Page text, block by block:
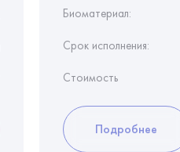
Биоматериал:
Срок исполнения:
Стоимость
Подробнее